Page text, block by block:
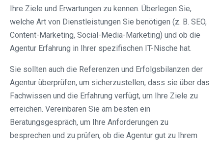
Ihre Ziele und Erwartungen zu kennen. Überlegen Sie,
welche Art von Dienstleistungen Sie benötigen (z. B. SEO,
Content-Marketing, Social-Media-Marketing) und ob die
Agentur Erfahrung in Ihrer spezifischen IT-Nische hat.
Sie sollten auch die Referenzen und Erfolgsbilanzen der
Agentur überprüfen, um sicherzustellen, dass sie über das
Fachwissen und die Erfahrung verfügt, um Ihre Ziele zu
erreichen. Vereinbaren Sie am besten ein
Beratungsgespräch, um Ihre Anforderungen zu
besprechen und zu prüfen, ob die Agentur gut zu Ihrem